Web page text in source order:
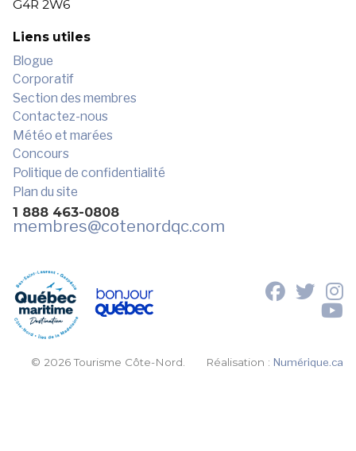
G4R 2W6
Liens utiles
Blogue
Corporatif
Section des membres
Contactez-nous
Météo et marées
Concours
Politique de confidentialité
Plan du site
1 888 463-0808
membres@cotenordqc.com
© 2026 Tourisme Côte-Nord. Réalisation :Numérique.ca